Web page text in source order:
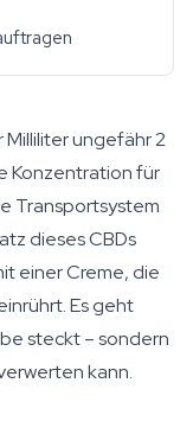
Milliliter ungefähr 2
Konzentration für
Transportsystem
dieses CBDs
einer Creme, die
Es geht
steckt – sondern
kann.